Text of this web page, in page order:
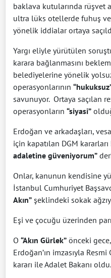
baklava kutularında rüşvet
ultra lüks otellerde fuhuş
yönelik iddialar ortaya
Yargı eliyle yürütülen
karara bağlanmasını
belediyelerine yönelik
operasyonlarının
savunuyor. Ortaya saçılan
operasyonların “siyasi”
Erdoğan ve arkadaşları,
için kapatılan DGM kararları
adaletine güveniyorum”
Onlar, kanunun kendisine
İstanbul Cumhuriyet
Akın” şeklindeki sokak
Eşi ve çocuğu üzerinden
O “Akın Gürlek” önceki
Erdoğan’ın imzasıyla
kararı ile Adalet Bakanı oldu.